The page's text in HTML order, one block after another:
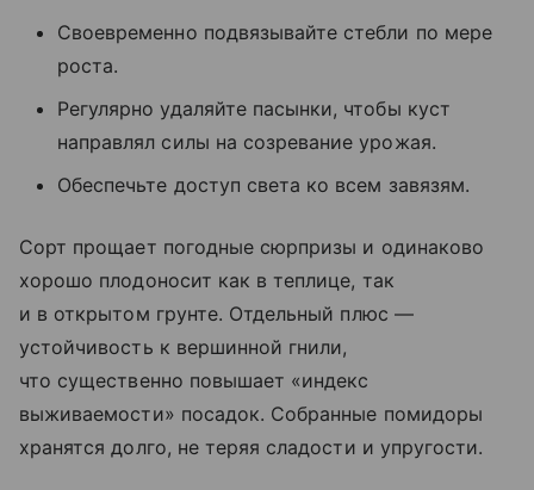
Своевременно подвязывайте стебли по мере
роста.
Регулярно удаляйте пасынки, чтобы куст
направлял силы на созревание урожая.
Обеспечьте доступ света ко всем завязям.
Сорт прощает погодные сюрпризы и одинаково
хорошо плодоносит как в теплице, так
и в открытом грунте. Отдельный плюс —
устойчивость к вершинной гнили,
что существенно повышает «индекс
выживаемости» посадок. Собранные помидоры
хранятся долго, не теряя сладости и упругости.